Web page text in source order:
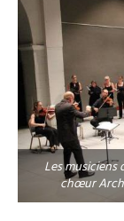
Les musiciens
chœur